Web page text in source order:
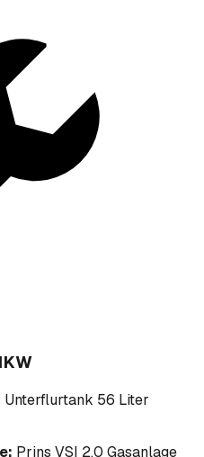
Unterflurtank 56 Liter
Prins VSI 2.0 Gasanlage